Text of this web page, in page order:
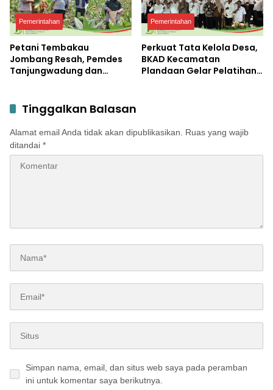
Pemerintahan
Petani Tembakau
Jombang Resah, Pemdes
Tanjungwadung dan
Pemerintahan
Perkuat Tata Kelola Desa,
BKAD Kecamatan
Plandaan Gelar Pelatihan
Tinggalkan Balasan
Alamat email Anda tidak akan dipublikasikan.
Ruas yang wajib
ditandai *
Simpan nama, email, dan situs web saya pada peramban
ini untuk komentar saya berikutnya.